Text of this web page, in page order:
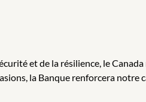
et de la résilience, le
la Banque renforcera